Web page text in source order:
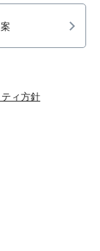
ィ方針